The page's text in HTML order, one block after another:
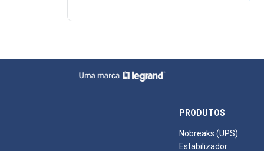
PRODUTOS
Nobreaks (UPS)
Estabilizador